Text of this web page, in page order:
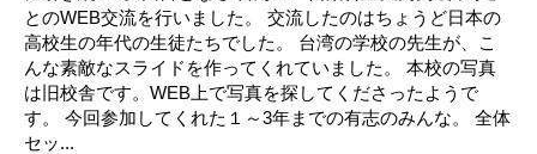
とのWEB交流を行いました。 交流したのはちょうど日本の
高校生の年代の生徒たちでした。 台湾の学校の先生が、こ
んな素敵なスライドを作ってくれていました。 本校の写真
は旧校舎です。WEB上で写真を探してくださったようで
す。 今回参加してくれた１～3年までの有志のみんな。 全体
セッ...